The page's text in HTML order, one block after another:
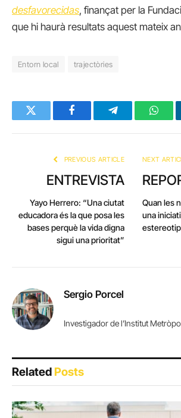
desfavorecidas, finançat per la
que hi haurà resultats aquest mateix
Entorn local trajectòries
Twitter FacebookTelegram
PREVIOUS ARTICLE
ENTREVISTA
Yayo Herrero: “Una ciutat
educadora és la que posa les
bases perquè la vida digna
sigui una prioritat”
NEXT
Quan les
una
Sergio Porcel
Investigador de l’Institut
RelatedPosts